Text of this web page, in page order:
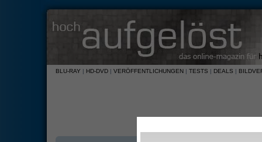
BLU-RAY | HD-DVD | VERÖFFENTLICHUNGEN | TESTS | DEALS |